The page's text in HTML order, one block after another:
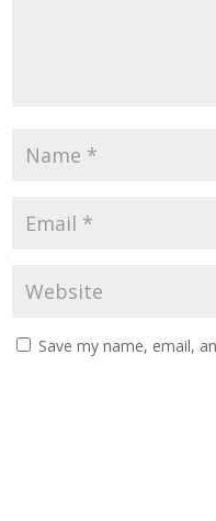
Save my name, email,